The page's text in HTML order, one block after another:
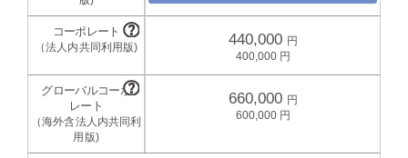
440,000
400,000
660,000
600,000